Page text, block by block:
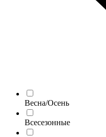
Весна/Осень
Всесезонные